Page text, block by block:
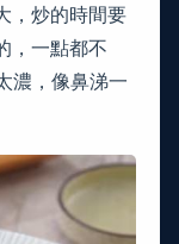
，炒的時間要
，一點都不
濃，像鼻涕一